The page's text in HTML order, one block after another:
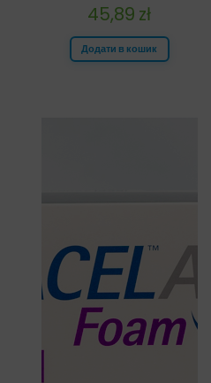
45,89 zł
Додати в кошик